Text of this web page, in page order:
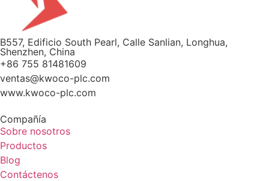
B557, Edificio South Pearl, Calle Sanlian, Longhua,
Shenzhen, China
+86 755 81481609
ventas@kwoco-plc.com
www.kwoco-plc.com
Compañía
Sobre nosotros
Productos
Blog
Contáctenos